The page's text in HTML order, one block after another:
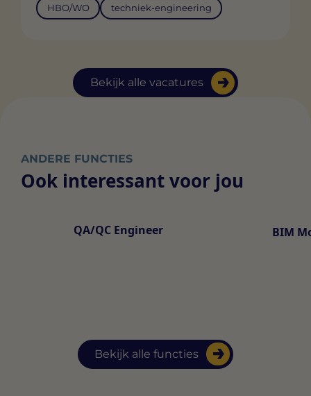
Bekijk alle vacatures
HBO/WO techniek-engineering
ANDERE FUNCTIES
Ook interessant voor jou
Bekijk alle functies
QA/QC Engineer BIM